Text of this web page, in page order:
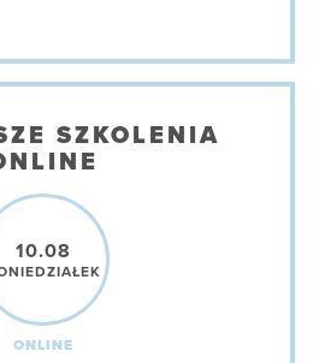
SZKOLENIA
10.08
ONLINE